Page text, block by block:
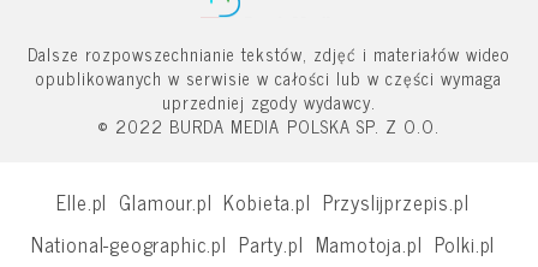
Dalsze rozpowszechnianie tekstów, zdjęć i materiałów wideo
opublikowanych w serwisie w całości lub w części wymaga
uprzedniej zgody wydawcy.
© 2022 BURDA MEDIA POLSKA SP. Z O.O.
Elle.pl Glamour.pl Kobieta.pl Przyslijprzepis.pl
National-geographic.pl Party.pl Mamotoja.pl Polki.pl